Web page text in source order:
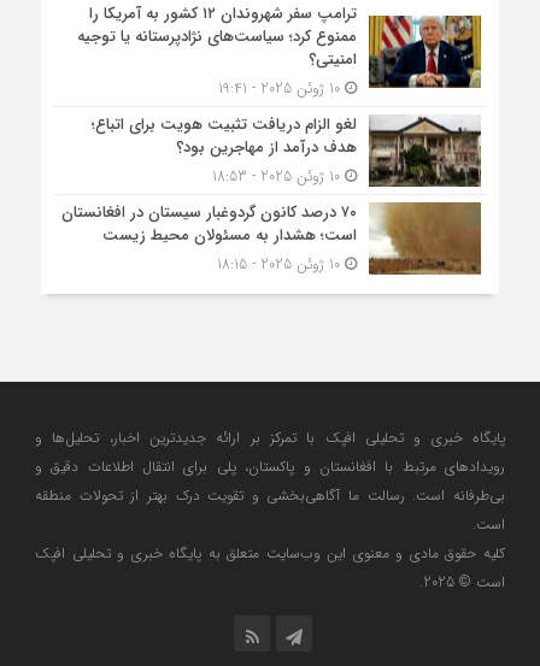
ترامپ سفر شهروندان ۱۲ کشور به آمریکا را
ممنوع کرد؛ سیاست‌های نژادپرستانه یا توجیه
امنیتی؟
10 ژوئن 2025 - 19:41
لغو الزام دریافت تثبیت هویت برای اتباع؛
هدف درآمد از مهاجرین بود؟
10 ژوئن 2025 - 18:53
۷۰ درصد کانون گردوغبار سیستان در افغانستان
است؛ هشدار به مسئولان محیط زیست
10 ژوئن 2025 - 18:15
پایگاه خبری و تحلیلی افپک با تمرکز بر ارائه جدیدترین اخبار، تحلیل‌ها و
رویدادهای مرتبط با افغانستان و پاکستان، پلی برای انتقال اطلاعات دقیق و
بی‌طرفانه است. رسالت ما آگاهی‌بخشی و تقویت درک بهتر از تحولات منطقه
است.
کلیه حقوق مادی و معنوی این وب‌سایت متعلق به پایگاه خبری و تحلیلی افپک
است © 2025.